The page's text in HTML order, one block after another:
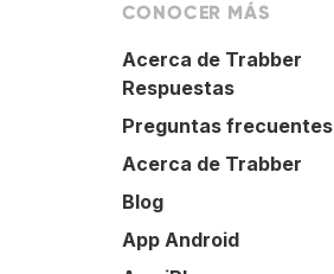
CONOCER MÁS
Acerca de Trabber
Respuestas
Preguntas frecuentes
Acerca de Trabber
Blog
App Android